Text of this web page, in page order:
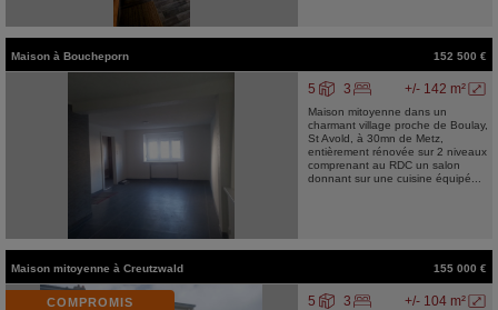
Maison à Boucheporn 152 500 €
+/- 142 m²
5 3
Maison mitoyenne dans un
charmant village proche de Boulay,
St Avold, à 30mn de Metz,
entièrement rénovée sur 2 niveaux
comprenant au RDC un salon
donnant sur une cuisine équipé...
Maison mitoyenne à Creutzwald 155 000 €
COMPROMIS +/- 104 m²
5
3